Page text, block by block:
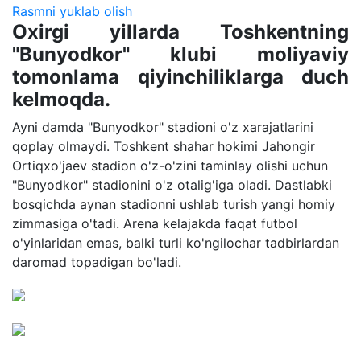
Rasmni yuklab olish
Oxirgi yillarda Toshkentning
"Bunyodkor" klubi moliyaviy
tomonlama qiyinchiliklarga duch
kelmoqda.
Ayni damda "Bunyodkor" stadioni o'z xarajatlarini
qoplay olmaydi. Toshkent shahar hokimi Jahongir
Ortiqxo'jaev stadion o'z-o'zini taminlay olishi uchun
"Bunyodkor" stadionini o'z otalig'iga oladi. Dastlabki
bosqichda aynan stadionni ushlab turish yangi homiy
zimmasiga o'tadi. Arena kelajakda faqat futbol
o'yinlaridan emas, balki turli ko'ngilochar tadbirlardan
daromad topadigan bo'ladi.